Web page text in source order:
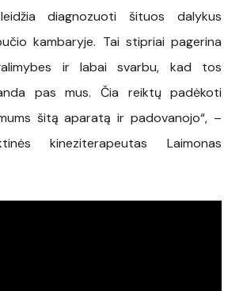
diagnozuoti šituos dalykus
kambaryje. Tai stipriai pagerina
ir labai svarbu, kad tos
pas mus. Čia reiktų padėkoti
šitą aparatą ir padovanojo“, –
kineziterapeutas Laimonas